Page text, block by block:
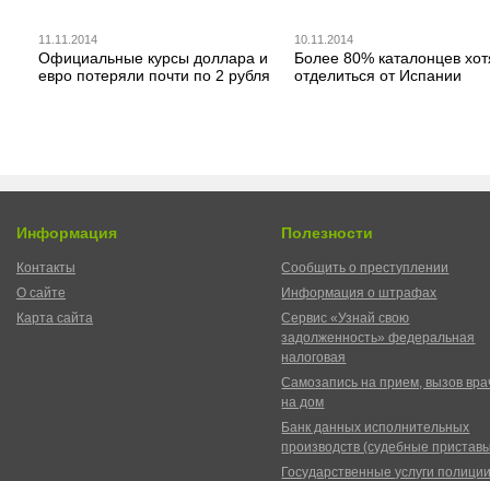
11.11.2014
Официальные курсы доллара и
евро потеряли почти по 2 рубля
10.11.2014
Более 80% каталонцев
отделиться от Испании
Информация
Контакты
О сайте
Карта сайта
Полезности
Сообщить о преступлении
Информация о штрафах
Сервис «Узнай свою
задолженность» федеральная
налоговая
Самозапись на прием, вызов
на дом
Банк данных исполнительных
производств (судебные
Государственные услуги